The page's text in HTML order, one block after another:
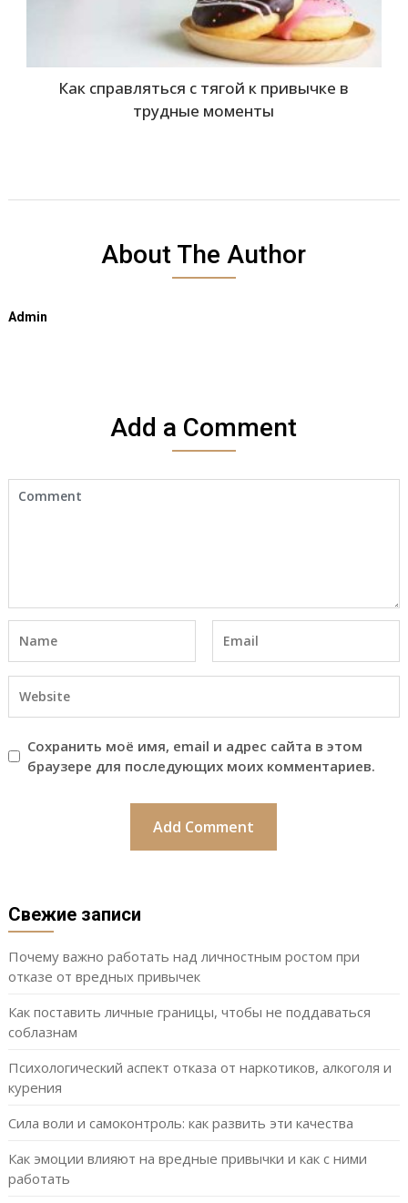
Как справляться с тягой к привычке в
трудные моменты
About The Author
Admin
Add a Comment
Сохранить моё имя, email и адрес сайта в этом
браузере для последующих моих комментариев.
Свежие записи
Почему важно работать над личностным ростом при
отказе от вредных привычек
Как поставить личные границы, чтобы не поддаваться
соблазнам
Психологический аспект отказа от наркотиков, алкоголя и
курения
Сила воли и самоконтроль: как развить эти качества
Как эмоции влияют на вредные привычки и как с ними
работать